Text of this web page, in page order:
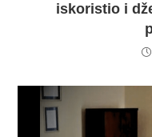
iskoristio i